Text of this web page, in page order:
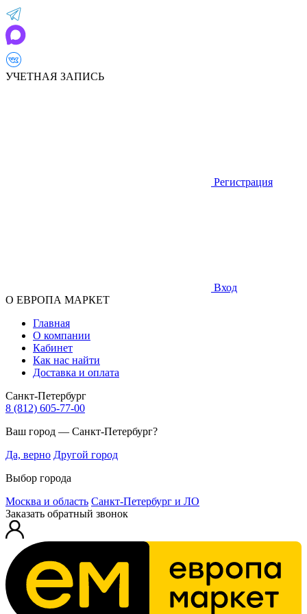
УЧЕТНАЯ ЗАПИСЬ
Регистрация
Вход
О ЕВРОПА МАРКЕТ
Главная
О компании
Кабинет
Как нас найти
Доставка и оплата
Санкт-Петербург
8 (812) 605-77-00
Ваш город — Санкт-Петербург?
Да, верно Другой город
Выбор города
Москва и область Санкт-Петербург и ЛО
Заказать обратный звонок